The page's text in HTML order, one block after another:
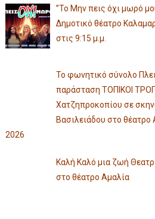
”Το Μην πεις όχι μωρό
Δημοτικό θέατρο
στις 9:15 μ.μ.
Το φωνητικό σύνολο
παράσταση ΤΟΠΙΚΟΙ
Χατζηπροκοπίου σε
Βασιλειάδου στο
2026
Καλή Καλό μια ζωή
στο θέατρο Αμαλία